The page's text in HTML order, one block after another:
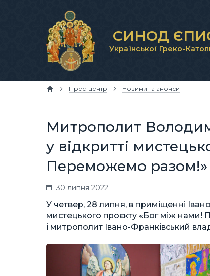
СИНОД
Української Греко-
Прес-центр Новини та анонси
Митрополит
у відкритті
Переможемо разом!»
30 липня 2022
У четвер, 28 липня, в приміщенні
мистецького проєкту «Бог між нами!
і митрополит Івано-Франківський